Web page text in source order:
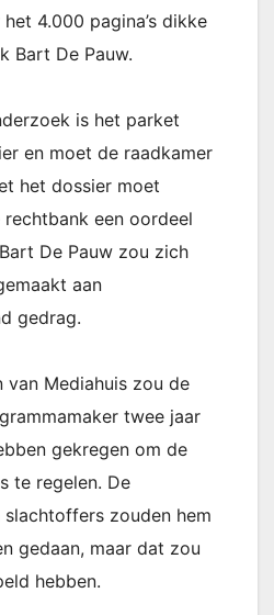
4.000 pagina’s dikke
Bart De Pauw.
is het parket
en moet de raadkamer
het dossier moet
een oordeel
De Pauw zou zich
aan
gedrag.
van Mediahuis zou de
twee jaar
gekregen om de
te regelen. De
zouden hem
gedaan, maar dat zou
hebben.